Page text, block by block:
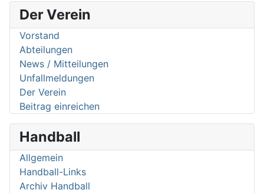
Der Verein
Vorstand
Abteilungen
News / Mitteilungen
Unfallmeldungen
Der Verein
Beitrag einreichen
Handball
Allgemein
Handball-Links
Archiv Handball